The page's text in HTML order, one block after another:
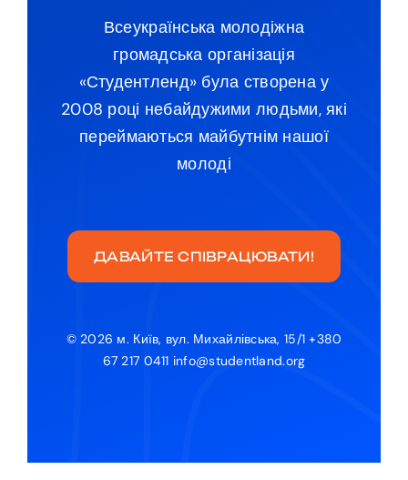
Всеукраїнська молодіжна
громадська організація
«Студентленд» була створена у
2008 році небайдужими людьми, які
переймаються майбутнім нашої
молоді
ДАВАЙТЕ СПІВРАЦЮВАТИ!
© 2026 м. Київ, вул. Михайлівська, 15/1 +380
67 217 0411 info@studentland.org